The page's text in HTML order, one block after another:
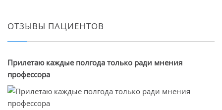
ОТЗЫВЫ ПАЦИЕНТОВ
Прилетаю каждые полгода только ради мнения
профессора